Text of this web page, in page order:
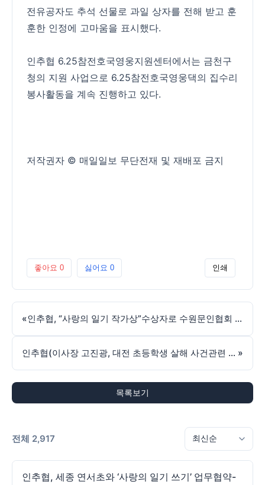
전유공자도 추석 선물로 과일 상자를 전해 받고 훈
훈한 인정에 고마움을 표시했다.
인추협 6.25참전호국영웅지원센터에서는 금천구
청의 지원 사업으로 6.25참전호국영웅댁의 집수리
봉사활동을 계속 진행하고 있다.
저작권자 © 매일일보 무단전재 및 재배포 금지
좋아요 0 싫어요 0 인쇄
« 인추협, “사랑의 일기 작가상”수상자로 수원문인협회 이사인 이성수 작가를 선정-화이트뉴스
인추협(이사장 고진광, 대전 초등학생 살해 사건관련 “안전한 학교 위한 근본적인 개혁 시급할 터…”-한밭일보 »
목록보기
전체 2,917
인추협, 세종 연서초와 ‘사랑의 일기 쓰기’ 업무협약-